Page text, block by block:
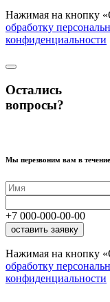
Нажимая на кнопку
обработку
конфиденциальности
Остались
вопросы?
Мы перезвоним вам в
+7 000-000-00-00
оставить заявку
Нажимая на кнопку
обработку
конфиденциальности